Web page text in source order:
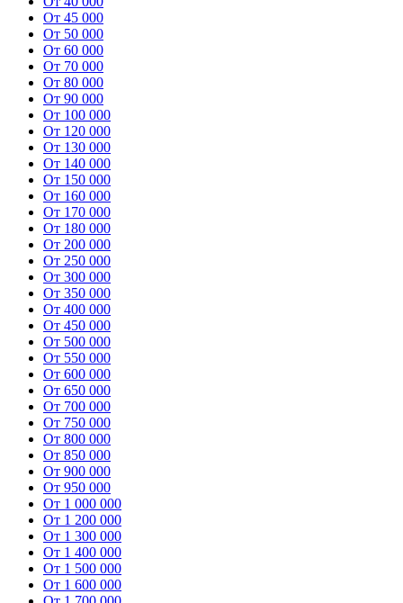
От 45 000
От 50 000
От 60 000
От 70 000
От 80 000
От 90 000
От 100 000
От 120 000
От 130 000
От 140 000
От 150 000
От 160 000
От 170 000
От 180 000
От 200 000
От 250 000
От 300 000
От 350 000
От 400 000
От 450 000
От 500 000
От 550 000
От 600 000
От 650 000
От 700 000
От 750 000
От 800 000
От 850 000
От 900 000
От 950 000
От 1 000 000
От 1 200 000
От 1 300 000
От 1 400 000
От 1 500 000
От 1 600 000